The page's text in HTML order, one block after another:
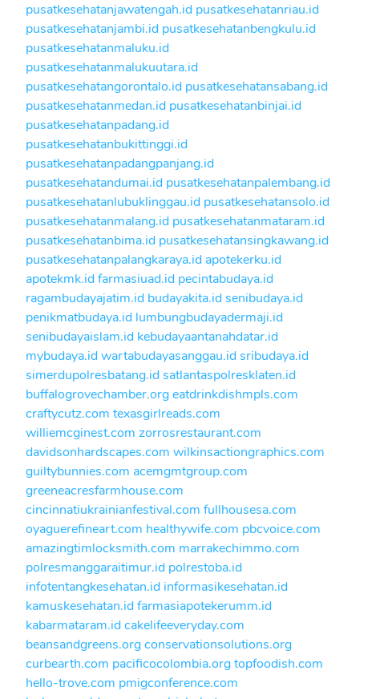
pusatkesehatanjawatengah.id pusatkesehatanriau.id
pusatkesehatanjambi.id pusatkesehatanbengkulu.id
pusatkesehatanmaluku.id
pusatkesehatanmalukuutara.id
pusatkesehatangorontalo.id pusatkesehatansabang.id
pusatkesehatanmedan.id pusatkesehatanbinjai.id
pusatkesehatanpadang.id
pusatkesehatanbukittinggi.id
pusatkesehatanpadangpanjang.id
pusatkesehatandumai.id pusatkesehatanpalembang.id
pusatkesehatanlubuklinggau.id pusatkesehatansolo.id
pusatkesehatanmalang.id pusatkesehatanmataram.id
pusatkesehatanbima.id pusatkesehatansingkawang.id
pusatkesehatanpalangkaraya.id apotekerku.id
apotekmk.idfarmasiuad.id pecintabudaya.id
ragambudayajatim.id budayakita.idsenibudaya.id
penikmatbudaya.id lumbungbudayadermaji.id
senibudayaislam.id kebudayaantanahdatar.id
mybudaya.idwartabudayasanggau.idsribudaya.id
simerdupolresbatang.idsatlantaspolresklaten.id
buffalogrovechamber.orgeatdrinkdishmpls.com
craftycutz.com texasgirlreads.com
williemcginest.com zorrosrestaurant.com
davidsonhardscapes.com wilkinsactiongraphics.com
guiltybunnies.com acemgmtgroup.com
greeneacresfarmhouse.com
cincinnatiukrainianfestival.com fullhousesa.com
oyaguerefineart.com healthywife.com pbcvoice.com
amazingtimlocksmith.com marrakechimmo.com
polresmanggaraitimur.id polrestoba.id
infotentangkesehatan.id informasikesehatan.id
kamuskesehatan.idfarmasiapotekerumm.id
kabarmataram.idcakelifeeveryday.com
beansandgreens.orgconservationsolutions.org
curbearth.com pacificocolombia.orgtopfoodish.com
hello-trove.com pmigconference.com